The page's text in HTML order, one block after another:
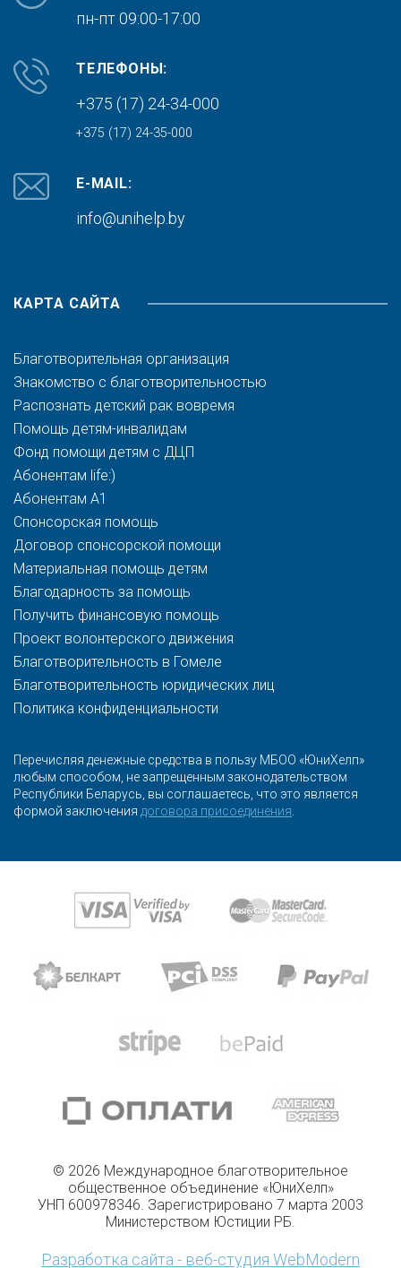
пн-пт 09:00-17:00
ТЕЛЕФОНЫ:
+375 (17) 24-34-000
+375 (17) 24-35-000
E-MAIL:
info@unihelp.by
КАРТА САЙТА
Благотворительная организация
Знакомство с благотворительностью
Распознать детский рак вовремя
Помощь детям-инвалидам
Фонд помощи детям с ДЦП
Абонентам life:)
Абонентам A1
Спонсорская помощь
Договор спонсорской помощи
Материальная помощь детям
Благодарность за помощь
Получить финансовую помощь
Проект волонтерского движения
Благотворительность в Гомеле
Благотворительность юридических лиц
Политика конфиденциальности
Перечисляя денежные средства в пользу МБОО «ЮниХелп»
любым способом, не запрещенным законодательством
Республики Беларусь, вы соглашаетесь, что это является
формой заключения договора присоединения
© 2026 Международное благотворительное
общественное объединение «ЮниХелп»
УНП 600978346. Зарегистрировано 7 марта 2003
Министерством Юстиции РБ.
Разработка сайта - веб-студия WebModern